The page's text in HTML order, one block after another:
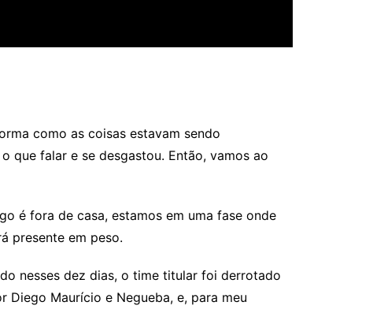
como as coisas estavam sendo
que falar e se desgastou. Então, vamos ao
é fora de casa, estamos em uma fase onde
presente em peso.
nesses dez dias, o time titular foi derrotado
Maurício e Negueba, e, para meu